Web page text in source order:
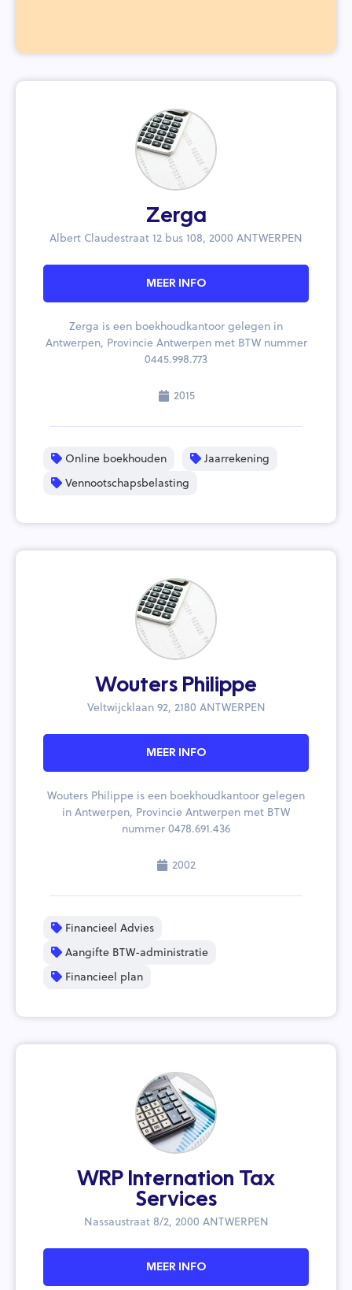
Zerga
Albert Claudestraat 12 bus 108, 2000 ANTWERPEN
MEER INFO
Zerga is een boekhoudkantoor gelegen in
Antwerpen, Provincie Antwerpen met BTW nummer
0445.998.773
2015
Online boekhouden
Jaarrekening
Vennootschapsbelasting
Wouters Philippe
Veltwijcklaan 92, 2180 ANTWERPEN
MEER INFO
Wouters Philippe is een boekhoudkantoor gelegen
in Antwerpen, Provincie Antwerpen met BTW
nummer 0478.691.436
2002
Financieel Advies
Aangifte BTW-administratie
Financieel plan
WRP Internation Tax
Services
Nassaustraat 8/2, 2000 ANTWERPEN
MEER INFO